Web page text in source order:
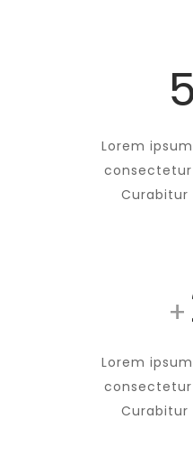
Lorem
consectetur
+
Lorem
consectetur